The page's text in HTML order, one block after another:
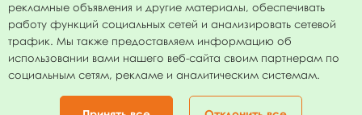
Воздушные шары ассорти
рис. Весенние цветы 25шт
12"/30см
350.00руб.
рекламные объявления и другие материалы, обеспечивать
работу функций социальных сетей и анализировать сетевой
трафик. Мы также предоставляем информацию об
использовании вами нашего веб-сайта своим партнерам по
социальным сетям, рекламе и аналитическим системам.